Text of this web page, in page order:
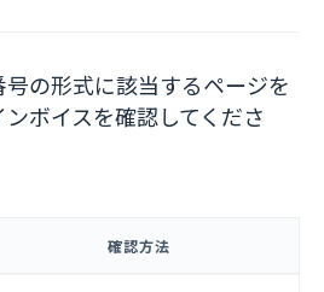
の形式に該当するページを
ボイスを確認してくださ
確認方法